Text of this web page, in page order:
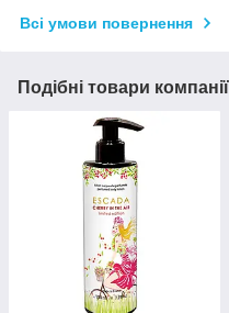
Всі умови повернення
Подібні товари компанії